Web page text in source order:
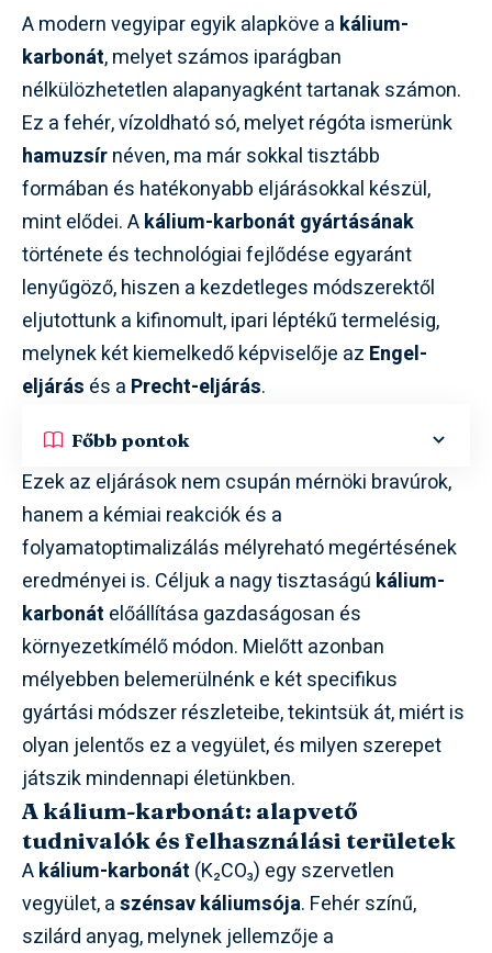
A modern vegyipar egyik alapköve a kálium-
karbonát, melyet számos iparágban
nélkülözhetetlen alapanyagként tartanak számon.
Ez a fehér, vízoldható só, melyet régóta ismerünk
hamuzsírnéven, ma már sokkal tisztább
formában és hatékonyabb eljárásokkal készül,
mint elődei. Akálium-karbonát gyártásának
története és technológiai fejlődése egyaránt
lenyűgöző, hiszen a kezdetleges módszerektől
eljutottunk a kifinomult, ipari léptékű termelésig,
melynek két kiemelkedő képviselője az Engel-
eljárás és a Precht-eljárás.
Főbb pontok
Ezek az eljárások nem csupán mérnöki bravúrok,
hanem a kémiai reakciók és a
folyamatoptimalizálás mélyreható megértésének
eredményei is. Céljuk a nagy tisztaságú kálium-
karbonát előállítása gazdaságosan és
környezetkímélő módon. Mielőtt azonban
mélyebben belemerülnénk e két specifikus
gyártási módszer részleteibe, tekintsük át, miért is
olyan jelentős ez a vegyület, és milyen szerepet
játszik mindennapi életünkben.
A kálium-karbonát: alapvető
tudnivalók és felhasználási területek
Akálium-karbonát (K₂CO₃) egy szervetlen
vegyület, aszénsav káliumsója. Fehér színű,
szilárd anyag, melynek jellemzője a